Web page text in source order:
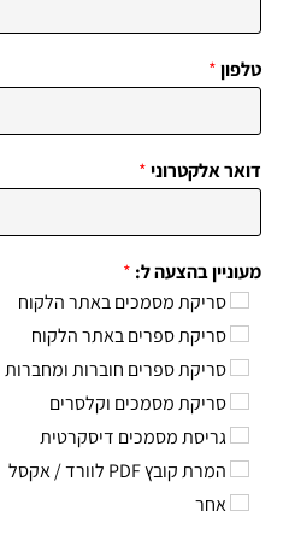
טלפון*
דואר אלקטרוני*
מעוניין בהצעה ל: *
סריקת מסמכים באתר הלקוח
סריקת ספרים באתר הלקוח
סריקת ספרים חוברות ומחברות
סריקת מסמכים וקלסרים
גריסת מסמכים דיסקרטית
המרת קובץ PDF לוורד / אקסל
אחר